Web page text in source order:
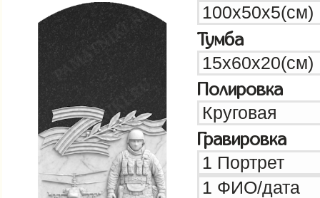
Тумба
Полировка
Гравировка